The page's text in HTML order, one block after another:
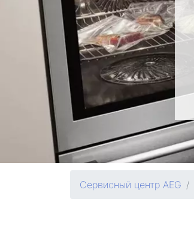
Сервисный центр AEG